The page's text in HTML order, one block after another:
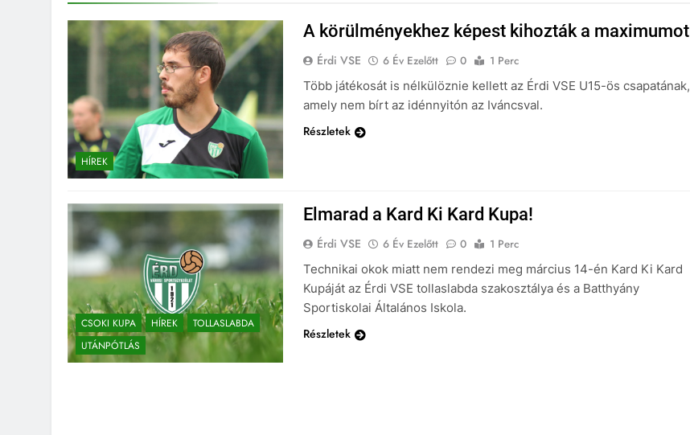
HÍREK
A körülményekhez képest kihozták a maximumot
Érdi VSE 6 Év Ezelőtt 0
1 Perc
Több játékosát is nélkülöznie kellett az Érdi VSE U15-ös csapatának,
amely nem bírt az idénnyitón az Iváncsval.
Részletek
CSOKI KUPA HÍREK
TOLLASLABDA
UTÁNPÓTLÁS
Elmarad a Kard Ki Kard Kupa!
Érdi VSE 6 Év Ezelőtt 0
1 Perc
Technikai okok miatt nem rendezi meg március 14-én Kard Ki Kard
Kupáját az Érdi VSE tollaslabda szakosztálya és a Batthyány
Sportiskolai Általános Iskola.
Részletek